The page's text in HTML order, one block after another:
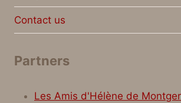
Contact us
Partners
Les Amis d'Hélène de